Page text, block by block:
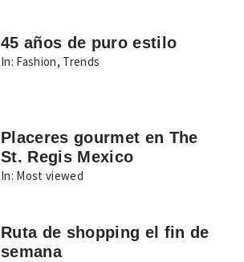
45 años de puro estilo
In: Fashion, Trends
Placeres gourmet en The
St. Regis Mexico
In: Most viewed
Ruta de shopping el fin de
semana